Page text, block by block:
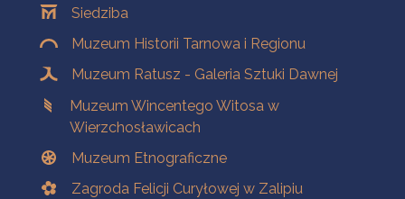
Siedziba
Muzeum Historii Tarnowa i Regionu
Muzeum Ratusz - Galeria Sztuki Dawnej
Muzeum Wincentego Witosa w
Wierzchosławicach
Muzeum Etnograficzne
Zagroda Felicji Curyłowej w Zalipiu